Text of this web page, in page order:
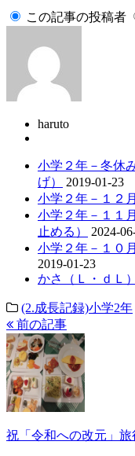
この記事の投稿者
haruto
小学２年－冬休
げ）
2019-01-23
小学２年－１２
小学２年－１１
止める）
2024-
小学２年－１０
2019-01-23
かさ（Ｌ・ｄＬ
(2.成長記録)小学2年
前の記事
祝「令和への改元」旅